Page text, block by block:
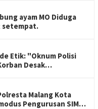
ayam MO Diduga
setempat.
Etik: "Oknum Polisi
Desak
Malang Kota
Pengurusan SIM